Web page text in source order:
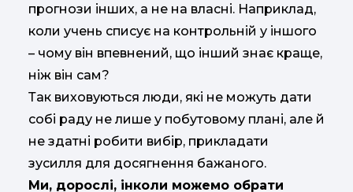
прогнози інших, а не на власні. Наприклад,
коли учень списує на контрольній у іншого
– чому він впевнений, що інший знає краще,
ніж він сам?
Так виховуються люди, які не можуть дати
собі раду не лише у побутовому плані, але й
не здатні робити вибір, прикладати
зусилля для досягнення бажаного.
Ми, дорослі, інколи можемо обрати